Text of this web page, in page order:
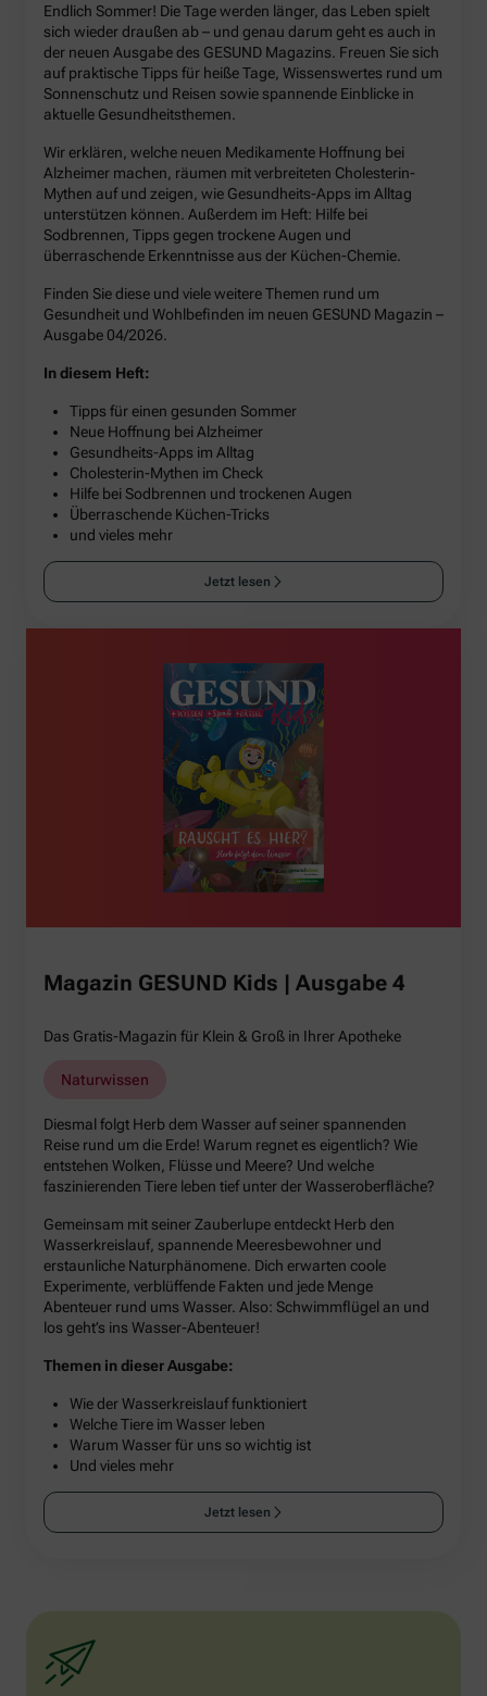
Endlich Sommer! Die Tage werden länger, das Leben spielt
sich wieder draußen ab – und genau darum geht es auch in
der neuen Ausgabe des GESUND Magazins. Freuen Sie sich
auf praktische Tipps für heiße Tage, Wissenswertes rund um
Sonnenschutz und Reisen sowie spannende Einblicke in
aktuelle Gesundheitsthemen.
Wir erklären, welche neuen Medikamente Hoffnung bei
Alzheimer machen, räumen mit verbreiteten Cholesterin-
Mythen auf und zeigen, wie Gesundheits-Apps im Alltag
unterstützen können. Außerdem im Heft: Hilfe bei
Sodbrennen, Tipps gegen trockene Augen und
überraschende Erkenntnisse aus der Küchen-Chemie.
Finden Sie diese und viele weitere Themen rund um
Gesundheit und Wohlbefinden im neuen GESUND Magazin –
Ausgabe 04/2026.
In diesem Heft:
Tipps für einen gesunden Sommer
Neue Hoffnung bei Alzheimer
Gesundheits-Apps im Alltag
Cholesterin-Mythen im Check
Hilfe bei Sodbrennen und trockenen Augen
Überraschende Küchen-Tricks
und vieles mehr
Jetzt lesen
Magazin GESUND Kids | Ausgabe 4
Das Gratis-Magazin für Klein & Groß in Ihrer Apotheke
Naturwissen
Diesmal folgt Herb dem Wasser auf seiner spannenden
Reise rund um die Erde! Warum regnet es eigentlich? Wie
entstehen Wolken, Flüsse und Meere? Und welche
faszinierenden Tiere leben tief unter der Wasseroberfläche?
Gemeinsam mit seiner Zauberlupe entdeckt Herb den
Wasserkreislauf, spannende Meeresbewohner und
erstaunliche Naturphänomene. Dich erwarten coole
Experimente, verblüffende Fakten und jede Menge
Abenteuer rund ums Wasser. Also: Schwimmflügel an und
los geht’s ins Wasser-Abenteuer!
Themen in dieser Ausgabe:
Wie der Wasserkreislauf funktioniert
Welche Tiere im Wasser leben
Warum Wasser für uns so wichtig ist
Und vieles mehr
Jetzt lesen